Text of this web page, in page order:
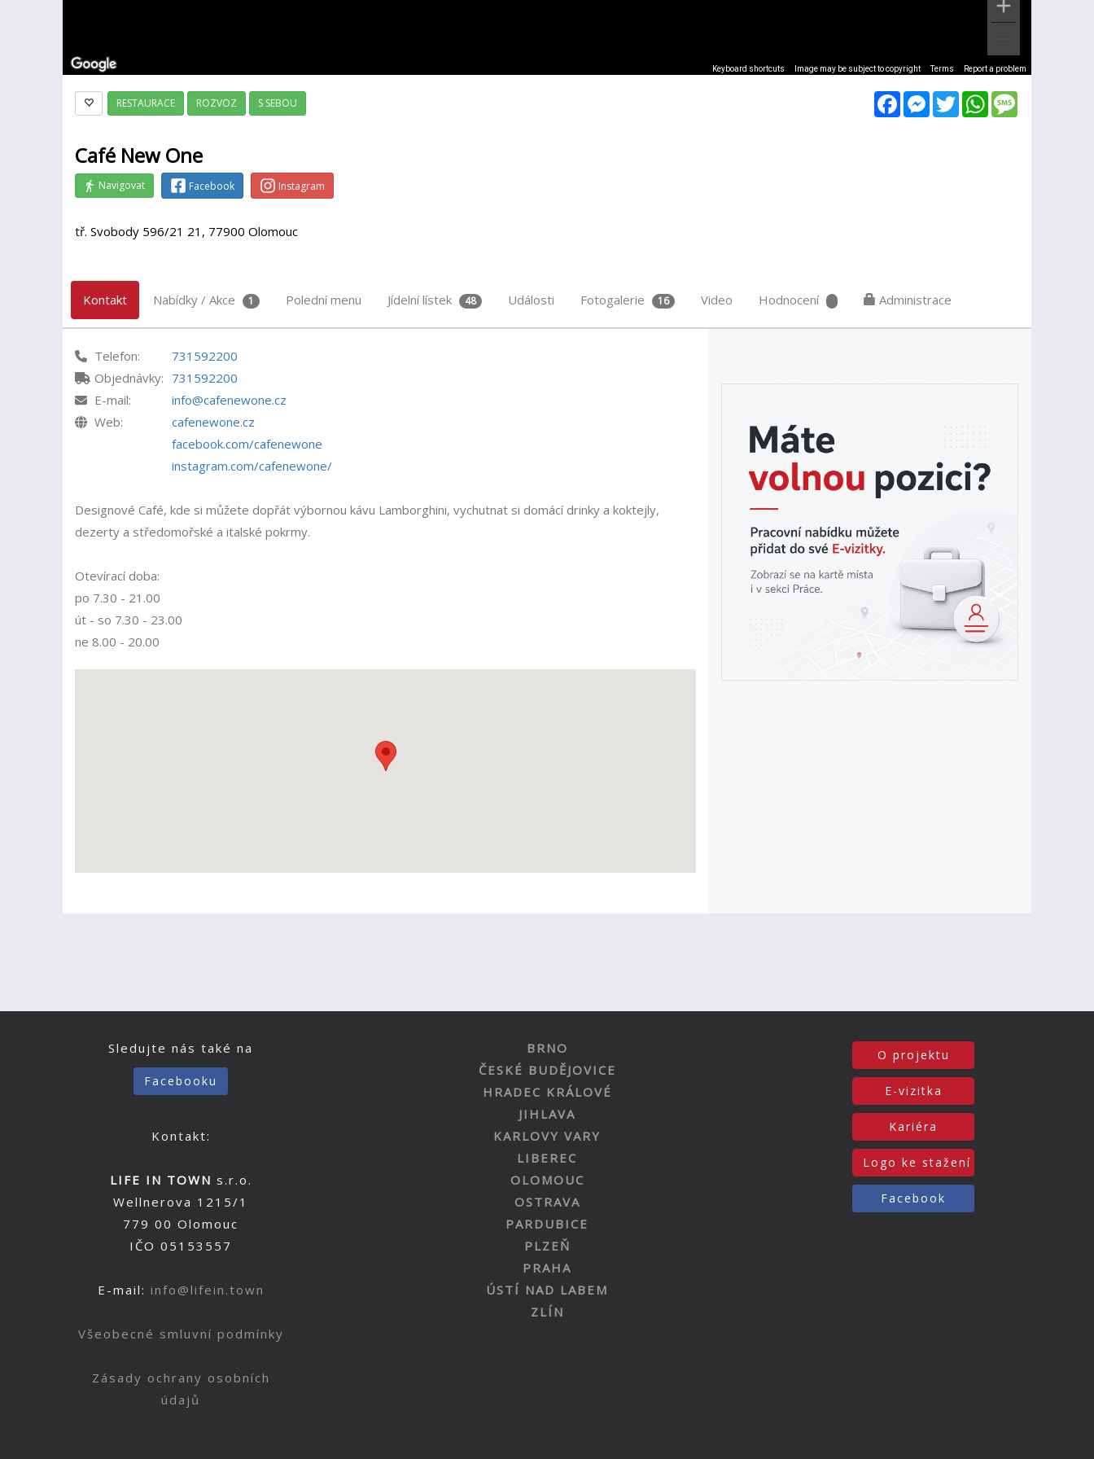
Keyboard shortcuts Image may be subject to copyright Terms Report a problem
FacebookMessenger
TwitterWhatsApp
RESTAURACE ROZVOZ S SEBOU
Café New One
Navigovat Facebook Instagram
tř. Svobody 596/21 21, 77900 Olomouc
Kontakt Nabídky / Akce 1 Polední menu Jídelní lístek 48 Události Fotogalerie 16 Video Hodnocení Administrace
Telefon:
731592200
Objednávky: 731592200
E-mail:
info@cafenewone.cz
Web:
cafenewone.cz
facebook.com/cafenewone
instagram.com/cafenewone/
Designové Café, kde si můžete dopřát výbornou kávu Lamborghini, vychutnat si domácí drinky a koktejly,
dezerty a středomořské a italské pokrmy.
Otevírací doba:
po 7.30 - 21.00
út - so 7.30 - 23.00
ne 8.00 - 20.00
Sledujte nás také na
Facebooku
Kontakt:
LIFE IN TOWN s.r.o.
Wellnerova 1215/1
779 00 Olomouc
IČO 05153557
E-mail: info@lifein.town
Všeobecné smluvní podmínky
Zásady ochrany osobních
údajů
BRNO
ČESKÉ BUDĚJOVICE
HRADEC KRÁLOVÉ
JIHLAVA
KARLOVY VARY
LIBEREC
OLOMOUC
OSTRAVA
PARDUBICE
PLZEŇ
PRAHA
ÚSTÍ NAD LABEM
ZLÍN
O projektu
E-vizitka
Kariéra
Logo ke stažení
Facebook